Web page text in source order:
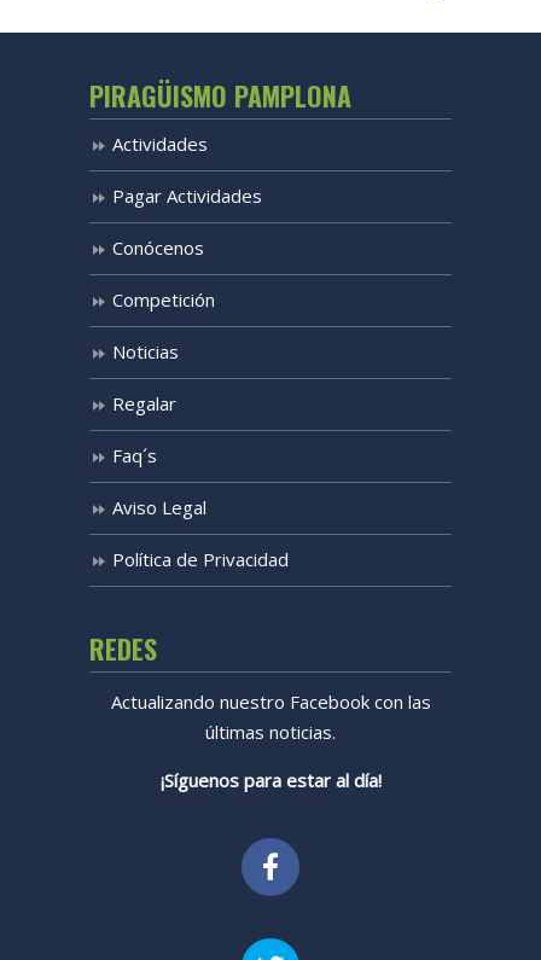
PIRAGÜISMO PAMPLONA
Actividades
Pagar Actividades
Conócenos
Competición
Noticias
Regalar
Faq´s
Aviso Legal
Política de Privacidad
REDES
Actualizando nuestro Facebook con las
últimas noticias.
¡Síguenos para estar al día!